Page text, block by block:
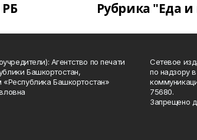
Рубрика "Еда
Агентство по печати
Башкортостан,
Башкортостан»
Сетевое
по надзору
75680.
Запрещено